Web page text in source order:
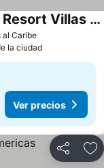
al CaribeVer precios
The Westin Lagunamar Ocean Resort Villas & Spa, Cancun
la ciudad
Ver precios
Compartir